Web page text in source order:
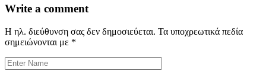
Write a comment
Η ηλ. διεύθυνση σας δεν δημοσιεύεται. Τα υποχρεωτικά πεδία
σημειώνονται με *